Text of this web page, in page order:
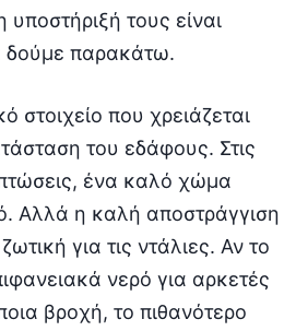
τους είναι
δούμε παρακάτω.
στοιχείο που χρειάζεται
του εδάφους. Στις
ένα καλό χώμα
Αλλά η καλή αποστράγγιση
για τις ντάλιες. Αν το
νερό για αρκετές
βροχή, το πιθανότερο